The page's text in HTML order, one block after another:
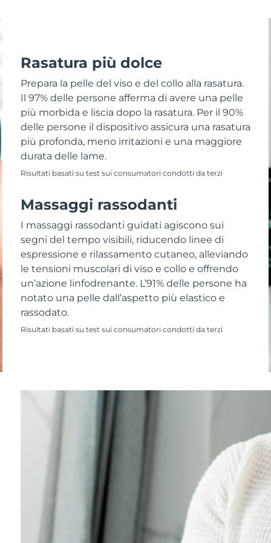
Rasatura più dolce
Prepara la pelle del viso e del collo alla rasatura.
Il 97% delle persone afferma di avere una pelle
più morbida e liscia dopo la rasatura. Per il 90%
delle persone il dispositivo assicura una rasatura
più profonda, meno irritazioni e una maggiore
durata delle lame.
Risultati basati su test sui consumatori condotti da terzi
Massaggi rassodanti
I massaggi rassodanti guidati agiscono sui
segni del tempo visibili, riducendo linee di
espressione e rilassamento cutaneo, alleviando
le tensioni muscolari di viso e collo e offrendo
un’azione linfodrenante. L’91% delle persone ha
notato una pelle dall’aspetto più elastico e
rassodato.
Risultati basati su test sui consumatori condotti da terzi